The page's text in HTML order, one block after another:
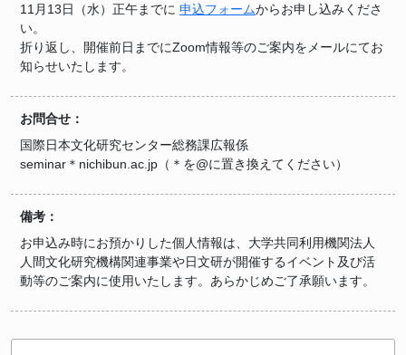
11月13日（水）正午までに 申込フォームからお申し込みくださ
い。
折り返し、開催前日までにZoom情報等のご案内をメールにてお
知らせいたします。
お問合せ：
国際日本文化研究センター総務課広報係
seminar＊nichibun.ac.jp（＊を@に置き換えてください）
備考：
お申込み時にお預かりした個人情報は、大学共同利用機関法人
人間文化研究機構関連事業や日文研が開催するイベント及び活
動等のご案内に使用いたします。あらかじめご了承願います。